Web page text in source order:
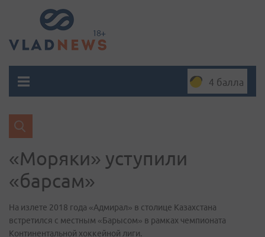
4 балла
«Моряки» уступили
«барсам»
На излете 2018 года «Адмирал» в столице Казахстана
встретился с местным «Барысом» в рамках чемпионата
Континентальной хоккейной лиги.